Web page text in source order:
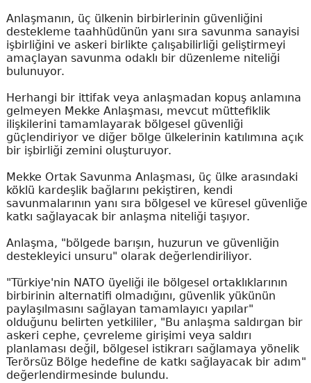
Anlaşmanın, üç ülkenin birbirlerinin güvenliğini
destekleme taahhüdünün yanı sıra savunma sanayisi
işbirliğini ve askeri birlikte çalışabilirliği geliştirmeyi
amaçlayan savunma odaklı bir düzenleme niteliği
bulunuyor.
Herhangi bir ittifak veya anlaşmadan kopuş anlamına
gelmeyen Mekke Anlaşması, mevcut müttefiklik
ilişkilerini tamamlayarak bölgesel güvenliği
güçlendiriyor ve diğer bölge ülkelerinin katılımına açık
bir işbirliği zemini oluşturuyor.
Mekke Ortak Savunma Anlaşması, üç ülke arasındaki
köklü kardeşlik bağlarını pekiştiren, kendi
savunmalarının yanı sıra bölgesel ve küresel güvenliğe
katkı sağlayacak bir anlaşma niteliği taşıyor.
Anlaşma, "bölgede barışın, huzurun ve güvenliğin
destekleyici unsuru" olarak değerlendiriliyor.
"Türkiye'nin NATO üyeliği ile bölgesel ortaklıklarının
birbirinin alternatifi olmadığını, güvenlik yükünün
paylaşılmasını sağlayan tamamlayıcı yapılar"
olduğunu belirten yetkililer, "Bu anlaşma saldırgan bir
askeri cephe, çevreleme girişimi veya saldırı
planlaması değil, bölgesel istikrarı sağlamaya yönelik
Terörsüz Bölge hedefine de katkı sağlayacak bir adım"
değerlendirmesinde bulundu.